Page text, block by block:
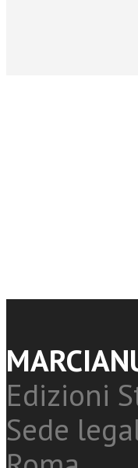
Edizioni
Sede